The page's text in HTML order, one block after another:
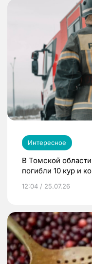
Интересное
В Томской
погибли 10 кур и
12:04 / 25.07.26